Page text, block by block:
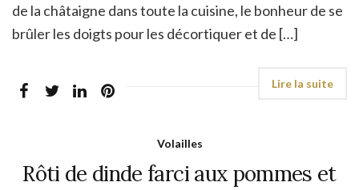
de la châtaigne dans toute la cuisine, le bonheur de se
brûler les doigts pour les décortiquer et de […]
Volailles
Rôti de dinde farci aux pommes et